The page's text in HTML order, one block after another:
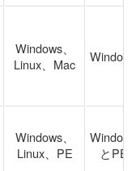
Windows、
Linux、Mac
Windows
Windows、
Linux、PE
Windows
とPE